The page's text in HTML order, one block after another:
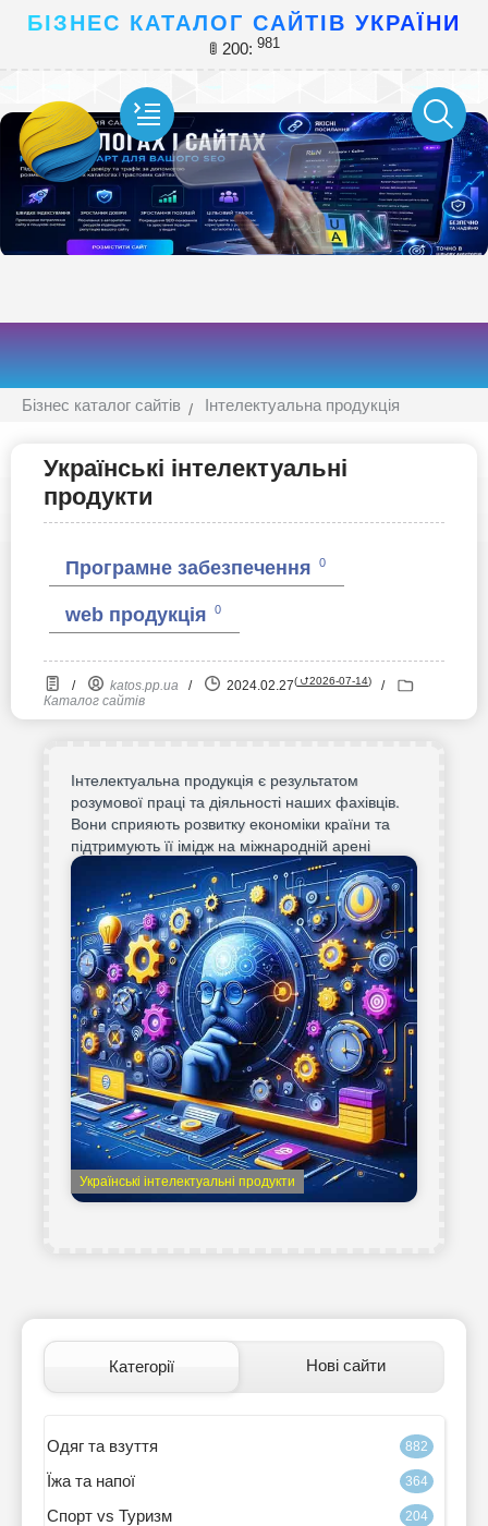
БІЗНЕС КАТАЛОГ САЙТІВ УКРАЇНИ
🚦 200: 981
Бізнес каталог сайтів Інтелектуальна продукція
Українські інтелектуальні
продукти
Програмне забезпечення 0
web продукція 0
/ katos.pp.ua / 2024.02.27( ⮍2026-07-14)
/
Каталог сайтів
Інтелектуальна продукція є результатом
розумової праці та діяльності наших фахівців.
Вони сприяють розвитку економіки країни та
підтримують її імідж на міжнародній арені
Українські інтелектуальні продукти
Категорії Нові сайти
Одяг та взуття 882
Їжа та напої 364
Спорт vs Туризм 204